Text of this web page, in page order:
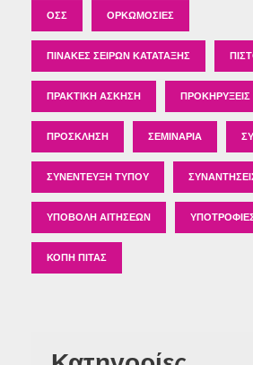
ΟΣΣ ΟΡΚΩΜΟΣΊΕΣ
ΠΊΝΑΚΕΣ ΣΕΙΡΏΝ ΚΑΤΆΤΑΞΗΣ
ΠΡΑΚΤΙΚΉ ΆΣΚΗΣΗ ΠΡΟΚΗΡΎΞΕΙΣ
ΠΡΌΣΚΛΗΣΗ ΣΕΜΙΝΆΡΙΑ
ΣΥΝΈΝΤΕΥΞΗ ΤΎΠΟΥ
ΥΠΟΒΟΛΉ ΑΙΤΉΣΕΩΝ
ΚΟΠΉ ΠΊΤΑΣ